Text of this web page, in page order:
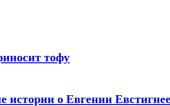
тофу
о Евгении